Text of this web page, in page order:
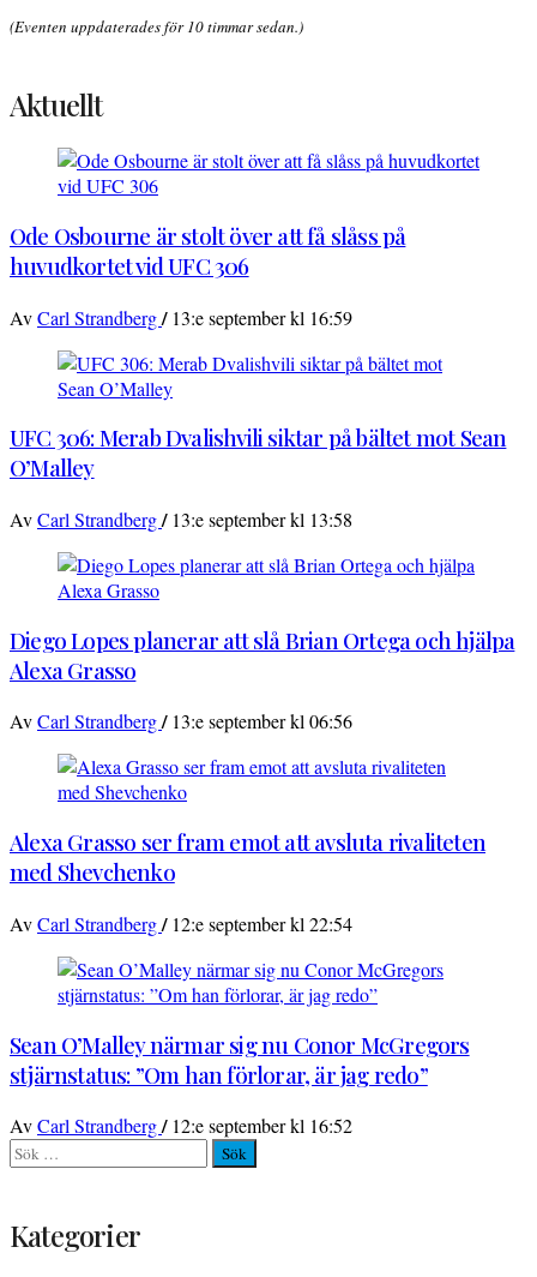
(Eventen uppdaterades för 10 timmar sedan.)
Aktuellt
Ode Osbourne är stolt över att få slåss på
huvudkortet vid UFC 306
AvCarl Strandberg/ 13:e september kl 16:59
UFC 306: Merab Dvalishvili siktar på bältet mot Sean
O’Malley
AvCarl Strandberg/ 13:e september kl 13:58
Diego Lopes planerar att slå Brian Ortega och hjälpa
Alexa Grasso
AvCarl Strandberg/ 13:e september kl 06:56
Alexa Grasso ser fram emot att avsluta rivaliteten
med Shevchenko
AvCarl Strandberg/ 12:e september kl 22:54
Sean O’Malley närmar sig nu Conor McGregors
stjärnstatus: ”Om han förlorar, är jag redo”
AvCarl Strandberg/ 12:e september kl 16:52
Sök
efter:
Kategorier